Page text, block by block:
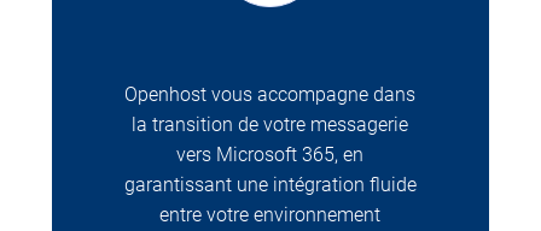
Openhost vous accompagne dans
la transition de votre messagerie
vers Microsoft 365, en
garantissant une intégration fluide
entre votre environnement